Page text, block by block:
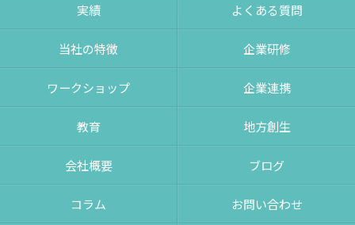
実績 よくある質問
当社の特徴 企業研修
ワークショップ 企業連携
教育 地方創生
会社概要 ブログ
コラム お問い合わせ